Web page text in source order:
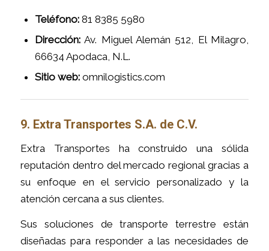
Teléfono:81 8385 5980
Dirección:Av. Miguel Alemán 512, El Milagro,
66634 Apodaca, N.L.
Sitio web:omnilogistics.com
9. Extra Transportes S.A. de C.V.
Extra Transportes ha construido una sólida
reputación dentro del mercado regional gracias a
su enfoque en el servicio personalizado y la
atención cercana a sus clientes.
Sus soluciones de transporte terrestre están
diseñadas para responder a las necesidades de